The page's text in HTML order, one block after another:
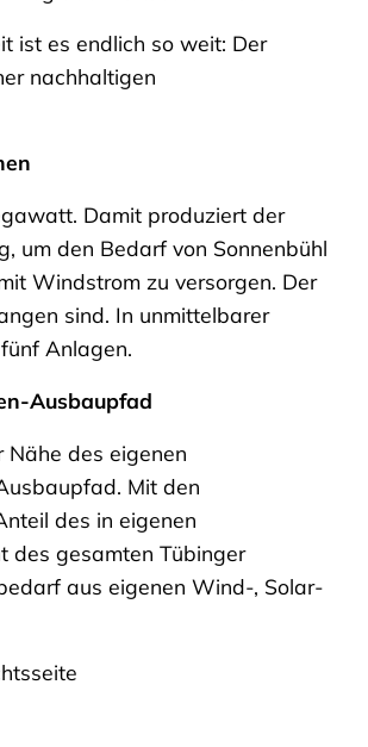
ist es endlich so weit: Der
nachhaltigen
Damit produziert der
um den Bedarf von Sonnenbühl
Windstrom zu versorgen. Der
sind. In unmittelbarer
Anlagen.
Ausbaupfad
des eigenen
Mit den
des in eigenen
des gesamten Tübinger
aus eigenen Wind-, Solar-